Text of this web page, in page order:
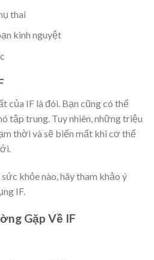
thai
kinh nguyệt
của IF là đói. Bạn cũng có thể
tập trung. Tuy nhiên, những triệu
thời và sẽ biến mất khi cơ thể
khỏe nào, hãy tham khảo ý
IF.
Gặp Về IF